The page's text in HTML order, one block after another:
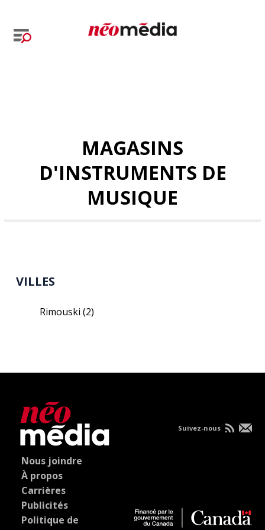
MAGASINS
D'INSTRUMENTS DE
MUSIQUE
VILLES
Rimouski(2)
Nous joindre
À propos
Carrières
Publicités
Politique de
Suivez-nous